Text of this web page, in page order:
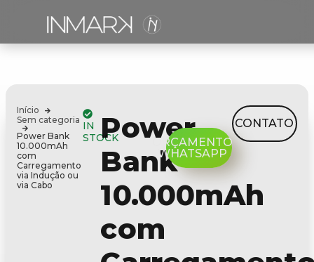
Início
Sem categoria
Power Bank
10.000mAh
com
Carregamento
via Indução ou
via Cabo
IN
STOCKPower
Bank
10.000mAh
com
ORÇAMENTO
WHATSAPP
CONTATO